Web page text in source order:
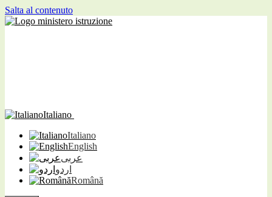
Salta al contenuto
Italiano
Italiano
English
عربى
اردو
Română